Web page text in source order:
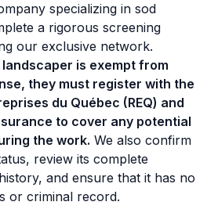
specializing in sod
a rigorous screening
our exclusive network.
is exempt from
they must register with the
du Québec (REQ) and
to cover any potential
the work. We also confirm
review its complete
and ensure that it has no
or criminal record.